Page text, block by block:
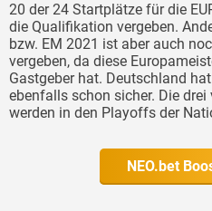
20 der 24 Startplätze für die
die Qualifikation vergeben.
bzw. EM 2021 ist aber auch
vergeben, da diese
Gastgeber hat. Deutschland
ebenfalls schon sicher. Die
werden in den Playoffs der
NEO.bet